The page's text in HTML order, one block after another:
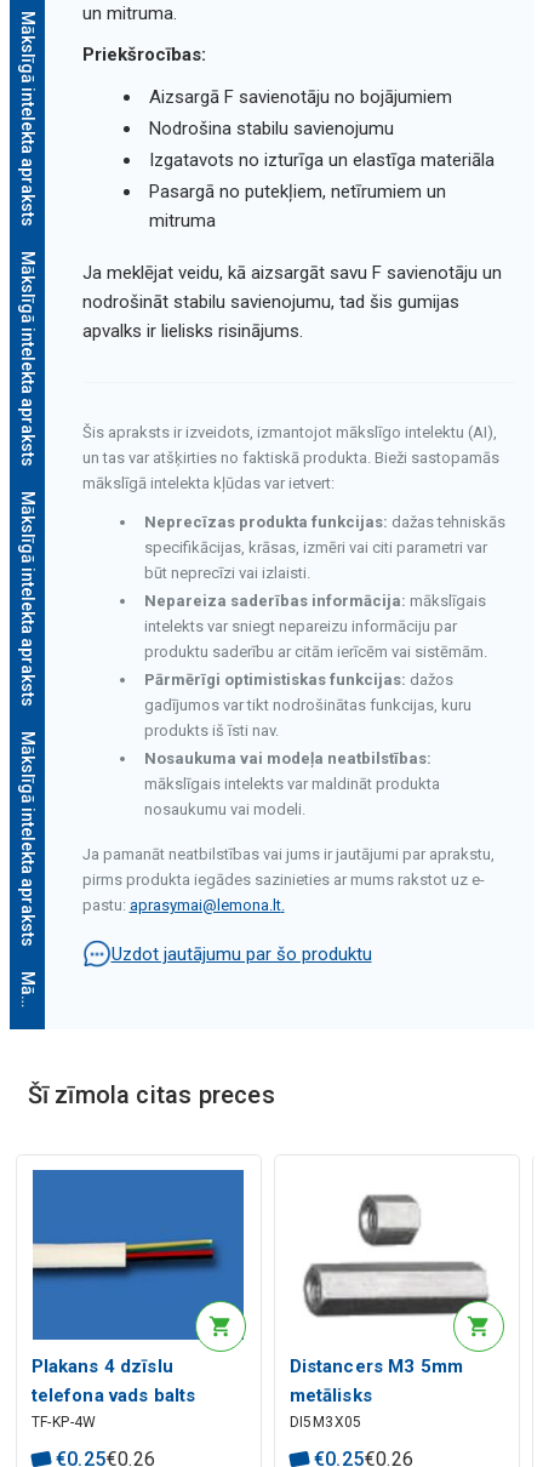
Mākslīgā intelekta apraksts
Mākslīgā intelekta apraksts
Mākslīgā intelekta apraksts
Mākslīgā intelekta apraksts
M
ā
k
s
l
ī
g
ā
i
n
t
e
l
e
k
t
a
a
p
r
a
k
s
t
s
Mākslīgā intelekta apraksts
un mitruma.
Priekšrocības:
Aizsargā F savienotāju no bojājumiem
Nodrošina stabilu savienojumu
Izgatavots no izturīga un elastīga materiāla
Pasargā no putekļiem, netīrumiem un
mitruma
Ja meklējat veidu, kā aizsargāt savu F savienotāju un
nodrošināt stabilu savienojumu, tad šis gumijas
apvalks ir lielisks risinājums.
Šis apraksts ir izveidots, izmantojot mākslīgo intelektu (AI),
un tas var atšķirties no faktiskā produkta. Bieži sastopamās
mākslīgā intelekta kļūdas var ietvert:
Neprecīzas produkta funkcijas: dažas tehniskās
specifikācijas, krāsas, izmēri vai citi parametri var
būt neprecīzi vai izlaisti.
Nepareiza saderības informācija: mākslīgais
intelekts var sniegt nepareizu informāciju par
produktu saderību ar citām ierīcēm vai sistēmām.
Pārmērīgi optimistiskas funkcijas: dažos
gadījumos var tikt nodrošinātas funkcijas, kuru
produkts iš īsti nav.
Nosaukuma vai modeļa neatbilstības:
mākslīgais intelekts var maldināt produkta
nosaukumu vai modeli.
Ja pamanāt neatbilstības vai jums ir jautājumi par aprakstu,
pirms produkta iegādes sazinieties ar mums rakstot uz e-
pastu: aprasymai@lemona.lt.
Uzdot jautājumu par šo produktu
Šī zīmola citas preces
Plakans 4 dzīslu
telefona vads balts
TF-KP-4W
€0.25€0.26
Distancers M3 5mm
metālisks
DI5M3X05
€0.25€0.26